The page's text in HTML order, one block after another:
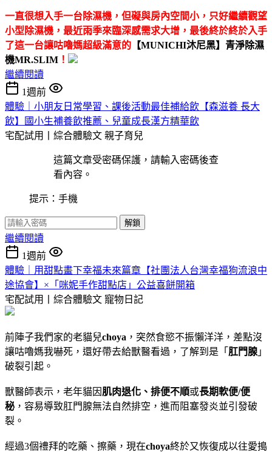
一直很想入手一台除濕機，但礙與房內空間小，只好繼續觀望
小型除濕機，最近雨季來臨深感需求大增，最後終於終於入手
了這一台讓咕嚕媽超級滿意的 【MUNICHI沐尼黑】青淨除濕
機MR.SLIM ！
繼續閱讀
1週前
體驗｜小朋友日常學習、課後活動最佳補給飲【森滋養 長大
飲】國小生補養飲推薦、兒童成長漢方精華飲
宅配試用丨綜合體驗文 親子育兒
這篇文章受密碼保護，請輸入密碼後查
看內容。
提示：手機
解鎖
繼續閱讀
1週前
體驗｜用甜點畫下幸福未來篇章【社團法人台灣幸福狗流浪中
途協會】×「咪妮手作甜點店」公益喜餅開箱
宅配試用丨綜合體驗文 寵物日記
前陣子我們家的老貓兒choya ，突然食慾不振懶洋洋，差點沒
讓咕嚕媽我嚇死，還好帶去給獸醫看過，了解到是「 肛門腺 」
破裂引起。
獸醫師表示，老年貓因 肌肉退化、排便不順或長期軟便/便
秘 ，容易導致肛門腺無法自然排空，進而阻塞發炎並引發破
裂。
經過3個禮拜的吃藥、擦藥，現在choya終於又恢復成以往愛搗